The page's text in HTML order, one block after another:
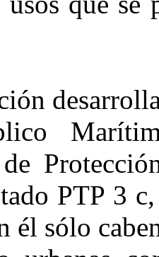
PTP 3
él sólo